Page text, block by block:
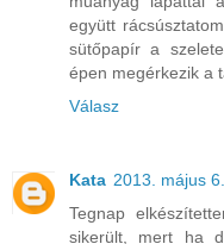
együtt
sütőpapír a
épen megérkezik a
Válasz
Kata 2013. május
Tegnap
sikerült, mert ha